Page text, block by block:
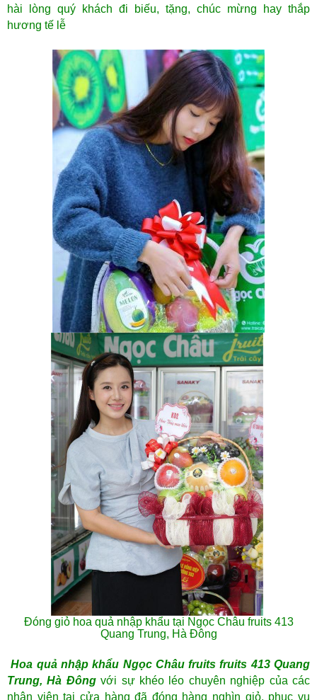
hài lòng quý khách đi biếu, tặng, chúc mừng hay thắp
hương tế lễ
Đóng giỏ hoa quả nhập khẩu tại Ngọc Châu fruits 413
Quang Trung, Hà Đông
Hoa quả nhập khẩu Ngọc Châu fruitsfruits 413 Quang
Trung, Hà Đôngvới sự khéo léo chuyên nghiệp của các
nhân viên tại cửa hàng đã đóng hàng nghìn giỏ, phục vụ